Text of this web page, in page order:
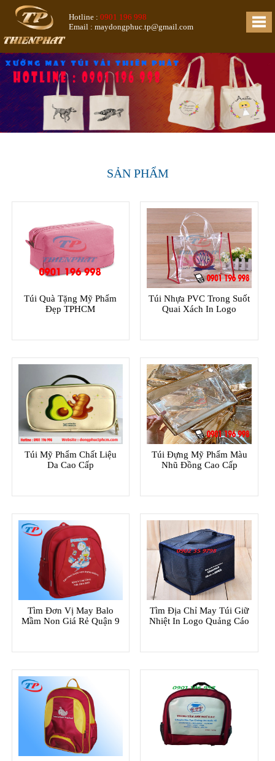
Hotline : 0901 196 998
Email : maydongphuc.tp@gmail.com
SẢN PHẨM
Túi Quà Tặng Mỹ Phẩm
Đẹp TPHCM
Túi Nhựa PVC Trong Suốt
Quai Xách In Logo
Túi Mỹ Phẩm Chất Liệu
Da Cao Cấp
Túi Đựng Mỹ Phẩm Màu
Nhũ Đồng Cao Cấp
Tìm Đơn Vị May Balo
Mầm Non Giá Rẻ Quận 9
Tìm Địa Chỉ May Túi Giữ
Nhiệt In Logo Quảng Cáo